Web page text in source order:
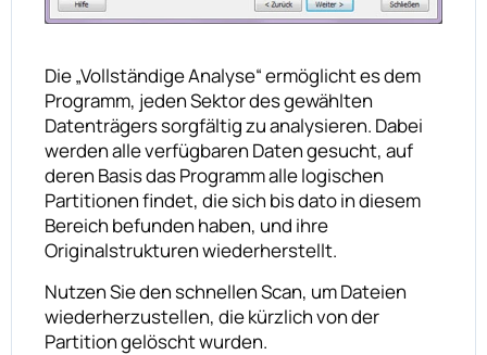
Die „Vollständige Analyse“ ermöglicht es dem
Programm, jeden Sektor des gewählten
Datenträgers sorgfältig zu analysieren. Dabei
werden alle verfügbaren Daten gesucht, auf
deren Basis das Programm alle logischen
Partitionen findet, die sich bis dato in diesem
Bereich befunden haben, und ihre
Originalstrukturen wiederherstellt.
Nutzen Sie den schnellen Scan, um Dateien
wiederherzustellen, die kürzlich von der
Partition gelöscht wurden.